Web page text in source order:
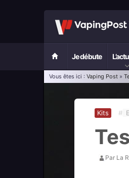
Je débute
Vous êtes ici : Vaping Post »
Kits #
Par La